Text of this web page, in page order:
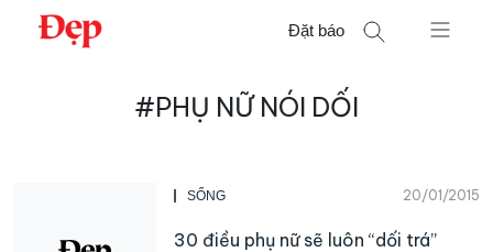
Chuyển
Đặt báo
#PHỤ NỮ NÓI DỐI
SỐNG 20/01/2015
30 điều phụ nữ sẽ luôn “dối trá”